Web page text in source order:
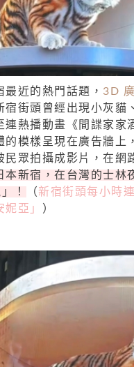
最近的熱門話題， 3D
宿街頭曾經出現小灰貓
連熱播動畫《間諜家家
的模樣呈現在廣告牆上
民眾拍攝成影片，在網
本新宿，在台灣的士林
！
（ 新宿街頭每小時
亞」
）